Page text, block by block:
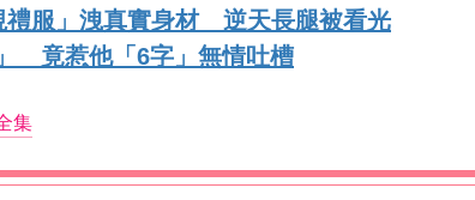
服」洩真實身材 逆天長腿被看光
竟惹他「6字」無情吐槽
集